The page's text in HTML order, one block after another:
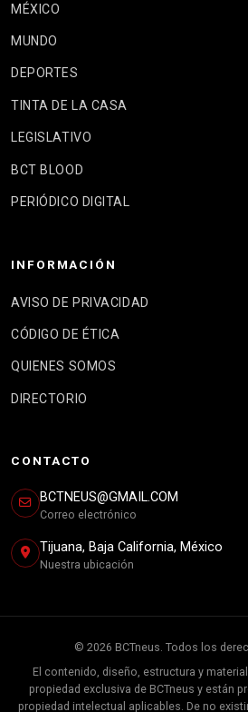
MÉXICO
MUNDO
DEPORTES
TINTA DE LA CASA
LEGISLATIVO
BCT BLOOD
PERIÓDICO DIGITAL
INFORMACIÓN
AVISO DE PRIVACIDAD
CÓDIGO DE ÉTICA
QUIENES SOMOS
DIRECTORIO
CONTACTO
BCTNEUS@GMAIL.COM
Correo electrónico
Tijuana, Baja California, México
Nuestra ubicación
© 2026 BCTneus. Todos los
El contenido, diseño, estructura y
propiedad exclusiva de BCTneus y están
propiedad intelectual aplicables. De no